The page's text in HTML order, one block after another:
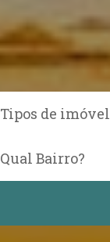
Tipos de imóvel
Qual Bairro?